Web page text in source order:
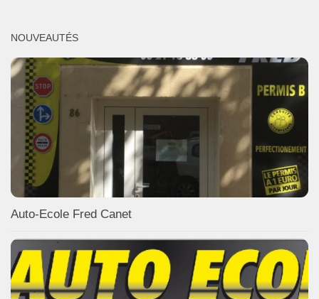
NOUVEAUTÉS
Auto-Ecole Fred Canet